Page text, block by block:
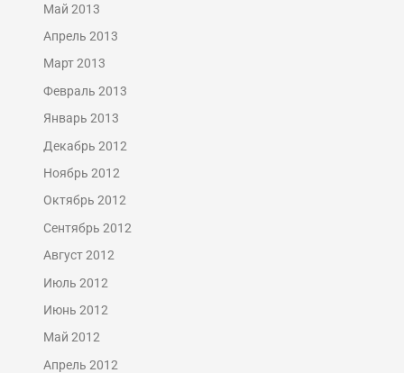
Май 2013
Апрель 2013
Март 2013
Февраль 2013
Январь 2013
Декабрь 2012
Ноябрь 2012
Октябрь 2012
Сентябрь 2012
Август 2012
Июль 2012
Июнь 2012
Май 2012
Апрель 2012